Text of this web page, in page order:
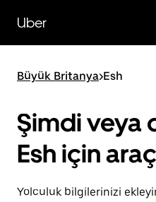
içeriğe
gidinUber
Büyük Britanya>Esh
Şimdi veya
Esh için
Yolculuk bilgilerinizi